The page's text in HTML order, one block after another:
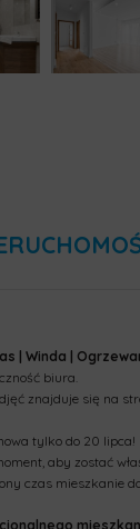
| Winda |
biura.
znajduje się na
tylko do 20 lipca!
aby zostać
czas mieszkanie